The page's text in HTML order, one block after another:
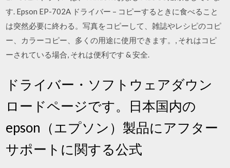
す. Epson EP-702A ドライバー – コピーするときに食べること
は突然必要に終わる。写真をコピーして、雑誌やレシピのコピ
ー、カラーコピー、多くの用途に使用できます。, それはコピ
ーされている場合, それは便利です & 安全.
ドライバー・ソフトウェアダウン
ロードページです。日本国内の
epson（エプソン）製品にアフター
サポートに関する公式